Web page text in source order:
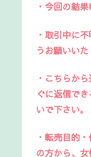
・今回の結
・取引中に
うお願いい
・こちらか
ぐに返信で
いで下さい。
・転売目的
の方から、